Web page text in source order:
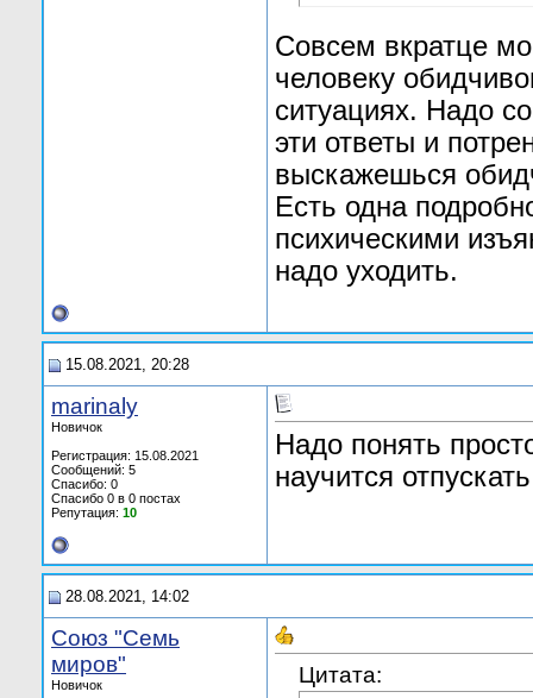
Совсем вкратце
человеку
ситуациях. Надо
эти ответы и
выскажешься
Есть одна
психическими
надо уходить.
15.08.2021, 20:28
marinaly
Новичок
Регистрация: 15.08.2021
Сообщений: 5
Спасибо: 0
Спасибо 0 в 0 постах
Репутация: 10
Надо понять
научится
28.08.2021, 14:02
Союз "Семь
миров"
Новичок
Цитата: